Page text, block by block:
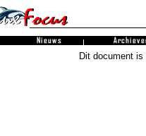
Dit document